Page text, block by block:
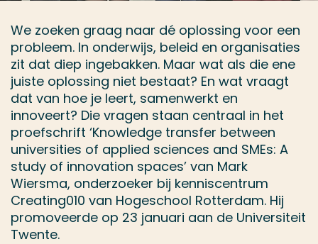
We zoeken graag naar dé oplossing voor een
probleem. In onderwijs, beleid en organisaties
zit dat diep ingebakken. Maar wat als die ene
juiste oplossing niet bestaat? En wat vraagt
dat van hoe je leert, samenwerkt en
innoveert? Die vragen staan centraal in het
proefschrift ‘Knowledge transfer between
universities of applied sciences and SMEs: A
study of innovation spaces’ van Mark
Wiersma, onderzoeker bij kenniscentrum
Creating010 van Hogeschool Rotterdam. Hij
promoveerde op 23 januari aan de Universiteit
Twente.